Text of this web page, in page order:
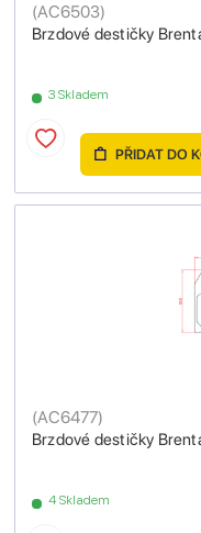
Brzdové destičky
(AC6503)
3 Skladem
PŘIDAT DO
Brzdové destičky
(AC6477)
4 Skladem